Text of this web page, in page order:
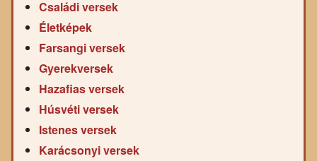
Családi versek
Életképek
Farsangi versek
Gyerekversek
Hazafias versek
Húsvéti versek
Istenes versek
Karácsonyi versek